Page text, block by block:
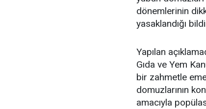
dönemlerinin
yasaklandığı
Yapılan
Gıda ve Yem
bir zahmetle
domuzlarının
amacıyla